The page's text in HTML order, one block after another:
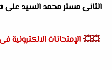
الثانى مستر محمد السيد على
💥💥 الإمتحانات الالكترونية